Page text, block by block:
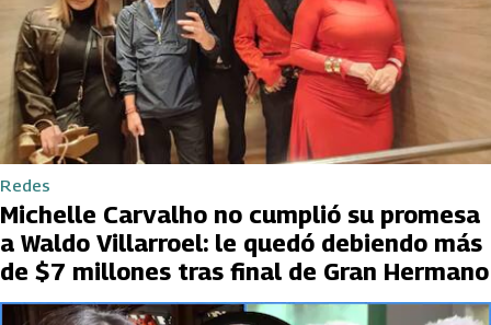
Redes
Michelle Carvalho no cumplió su promesa
a Waldo Villarroel: le quedó debiendo más
de $7 millones tras final de Gran Hermano